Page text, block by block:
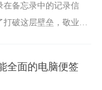
在备忘录中的记录信
破这层壁垒，敬业签
全面的电脑便签